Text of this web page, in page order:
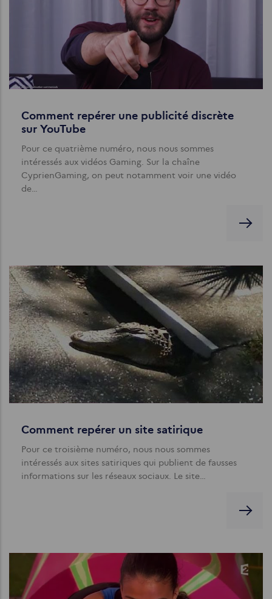
Comment repérer une publicité discrète
sur YouTube
Pour ce quatrième numéro, nous nous sommes
intéressés aux vidéos Gaming. Sur la chaîne
CyprienGaming, on peut notamment voir une vidéo
de…
Comment repérer un site satirique
Pour ce troisième numéro, nous nous sommes
intéressés aux sites satiriques qui publient de fausses
informations sur les réseaux sociaux. Le site…